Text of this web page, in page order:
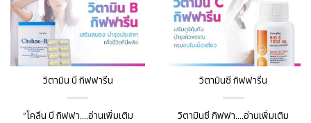
วิตามิน บี กิฟฟารีน
“โคลีน บี กิฟฟา....อ่านเพิ่มเติม
วิตามินซี กิฟฟารีน
วิตามินซี กิฟฟา....อ่านเพิ่มเติม